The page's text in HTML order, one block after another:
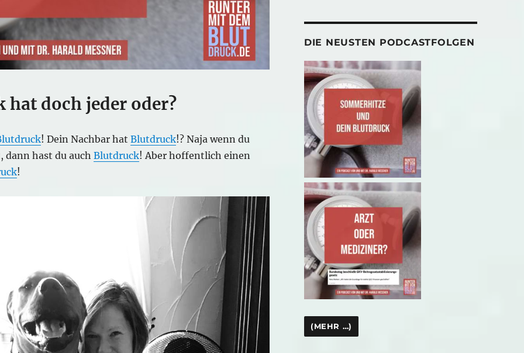
hat doch jeder oder?
! Dein Nachbar hat Blutdruck!? Naja wenn du
dann hast du auch Blutdruck! Aber hoffentlich einen
!
DIE NEUSTEN PODCASTFOLGEN